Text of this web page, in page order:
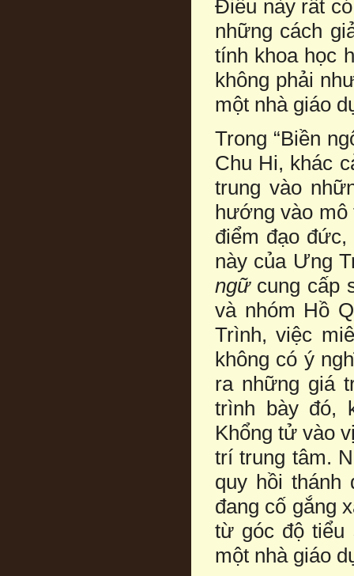
Điều này rất
những cách
tính khoa học
không phải
một nhà giáo
Trong “Biền
Chu Hi, khác
trung vào
hướng vào mô
điểm đạo
này của Ưng
ngữcung cấp
và nhóm Hồ
Trình, việc
không có ý
ra những giá
trình bày đó,
Khổng tử vào
trí trung tâm.
quy hồi thánh
đang cố gắng
từ góc độ tiểu
một nhà giáo